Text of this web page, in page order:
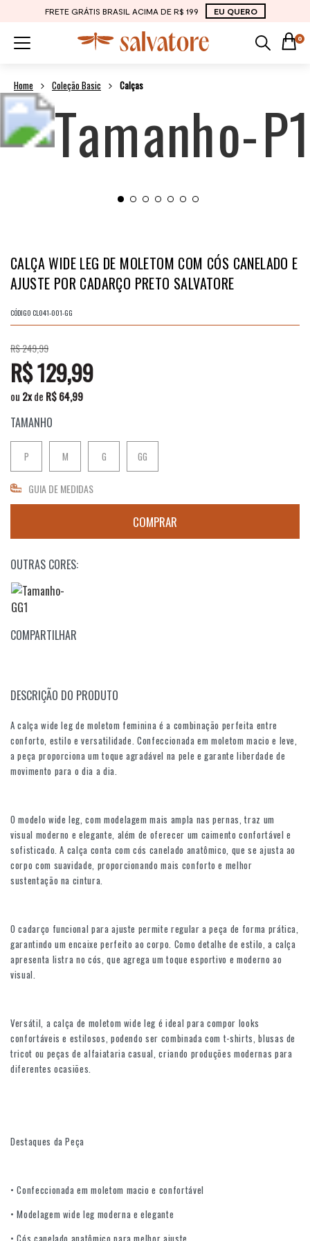
FRETE GRÁTIS BRASIL ACIMA DE R$ 199 EU QUERO
0
Coleção Basic Calças
CALÇA WIDE LEG DE MOLETOM COM CÓS CANELADO E
AJUSTE POR CADARÇO PRETO SALVATORE
CÓDIGO CL041-001-GG
R$ 249,99
R$ 129,99
ou 2xde R$ 64,99
TAMANHO
P M G GG
GUIA DE MEDIDAS
OUTRAS CORES:
COMPARTILHAR
DESCRIÇÃO DO PRODUTO
A calça wide leg de moletom feminina é a combinação perfeita entre
conforto, estilo e versatilidade. Confeccionada em moletom macio e leve,
a peça proporciona um toque agradável na pele e garante liberdade de
movimento para o dia a dia.
O modelo wide leg, com modelagem mais ampla nas pernas, traz um
visual moderno e elegante, além de oferecer um caimento confortável e
sofisticado. A calça conta com cós canelado anatômico, que se ajusta ao
corpo com suavidade, proporcionando mais conforto e melhor
sustentação na cintura.
O cadarço funcional para ajuste permite regular a peça de forma prática,
garantindo um encaixe perfeito ao corpo. Como detalhe de estilo, a calça
apresenta listra no cós, que agrega um toque esportivo e moderno ao
visual.
Versátil, a calça de moletom wide leg é ideal para compor looks
confortáveis e estilosos, podendo ser combinada com t-shirts, blusas de
tricot ou peças de alfaiataria casual, criando produções modernas para
diferentes ocasiões.
Destaques da Peça
• Confeccionada em moletom macio e confortável
• Modelagem wide leg moderna e elegante